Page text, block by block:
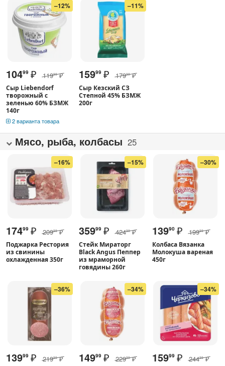
–12%
10499 ₽ 11999 ₽
Сыр Liebendorf
творожный с
зеленью 60% БЗМЖ
140г
2 варианта товара
–11%
15999 ₽ 17999 ₽
Сыр Кезский СЗ
Степной 45% БЗМЖ
200г
Мясо, рыба, колбасы 25
–16%
17499 ₽ 20999 ₽
Поджарка Рестория
из свинины
охлажденная 350г
–15%
35999 ₽ 42499 ₽
Стейк Мираторг
Black Angus Пеппер
из мраморной
говядины 260г
–30%
13990 ₽ 19999 ₽
Колбаса Вязанка
Молокуша вареная
450г
–36%
13999 ₽ 21999 ₽
–34%
14999 ₽ 22999 ₽
–34%
15999 ₽ 24499 ₽